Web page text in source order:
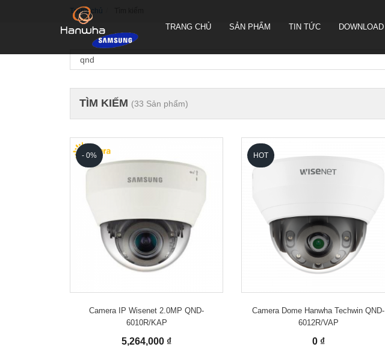
TRANG CHỦ SẢN PHẨM
CAMERA QUAY QUYÉT PTZ
TRUEN HÀN QUỐC
CAMERA THÂN TRUEN HÀN
CAMERA ỐP TRẦN TRUEN
HÀN QUỐC
HÌNH SONBS
LOA IP- PA SYSTEM SONBS
HỆ THỐNG LOA ANALOG - PA
TIN TỨC DOWNLOAD
Trang chủ
TÌM KIẾM (33 Sản phẩm)
- 0%
Camera IP Wisenet 2.0MP QND-
6010R/KAP
5,264,000 ₫
HOT
Camera Dome Hanwha Techwin QND-
6012R/VAP
0 ₫